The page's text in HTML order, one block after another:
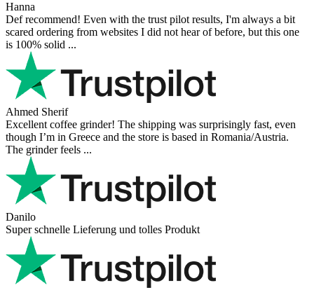
Hanna
Def recommend! Even with the trust pilot results, I'm always a bit
scared ordering from websites I did not hear of before, but this one
is 100% solid ...
Ahmed Sherif
Excellent coffee grinder! The shipping was surprisingly fast, even
though I’m in Greece and the store is based in Romania/Austria.
The grinder feels ...
Danilo
Super schnelle Lieferung und tolles Produkt